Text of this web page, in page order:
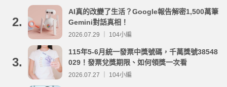
2.
AI真的改變了生活？Google報告解密1,500萬筆
Gemini對話真相！
2026.07.29 ｜ 104小編
3.
115年5-6月統一發票中獎號碼，千萬獎號38548
029！發票兌獎期限、如何領獎一次看
2026.07.27 ｜ 104小編